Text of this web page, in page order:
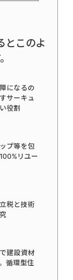
とこのよ
になるの
サーキュ
役割
プ等を包
リユー
税と技術
建設資材
循環型住